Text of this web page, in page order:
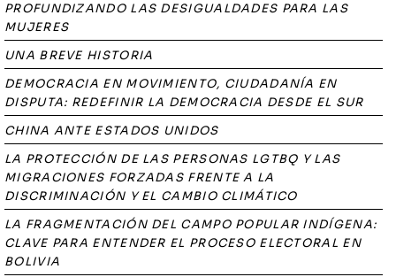
PROFUNDIZANDO LAS DESIGUALDADES PARA LAS
MUJERES
UNA BREVE HISTORIA
DEMOCRACIA EN MOVIMIENTO, CIUDADANÍA EN
DISPUTA: REDEFINIR LA DEMOCRACIA DESDE EL SUR
CHINA ANTE ESTADOS UNIDOS
LA PROTECCIÓN DE LAS PERSONAS LGTBQ Y LAS
MIGRACIONES FORZADAS FRENTE A LA
DISCRIMINACIÓN Y EL CAMBIO CLIMÁTICO
LA FRAGMENTACIÓN DEL CAMPO POPULAR INDÍGENA:
CLAVE PARA ENTENDER EL PROCESO ELECTORAL EN
BOLIVIA